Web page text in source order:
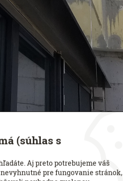
(súhlas s
Aj preto potrebujeme váš
pre fungovanie stránok,